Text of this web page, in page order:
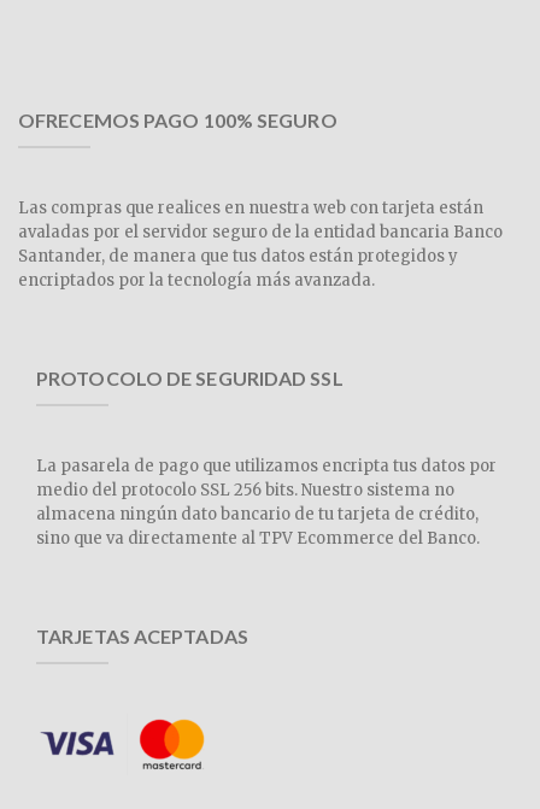
OFRECEMOS PAGO 100% SEGURO
Las compras que realices en nuestra web con tarjeta están
avaladas por el servidor seguro de la entidad bancaria Banco
Santander, de manera que tus datos están protegidos y
encriptados por la tecnología más avanzada.
PROTOCOLO DE SEGURIDAD SSL
La pasarela de pago que utilizamos encripta tus datos por
medio del protocolo SSL 256 bits. Nuestro sistema no
almacena ningún dato bancario de tu tarjeta de crédito,
sino que va directamente al TPV Ecommerce del Banco.
TARJETAS ACEPTADAS